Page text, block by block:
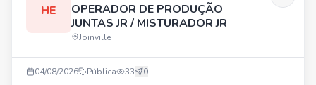
HE
OPERADOR DE PRODUÇÃO
JUNTAS JR / MISTURADOR JR
Joinville
04/08/2026 Pública 33 0